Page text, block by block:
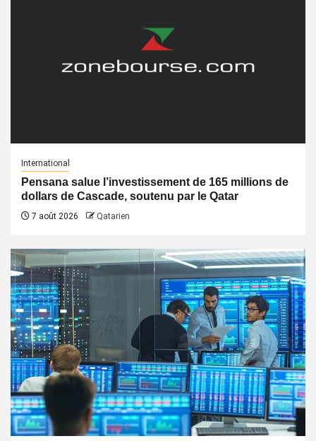
International
Pensana salue l’investissement de 165 millions de
dollars de Cascade, soutenu par le Qatar
7 août 2026 Qatarien